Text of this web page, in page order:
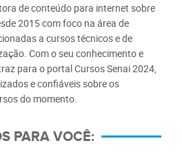
de conteúdo para internet sobre
2015 com foco na área de
a cursos técnicos e de
Com o seu conhecimento e
para o portal Cursos Senai 2024,
e confiáveis sobre os
do momento.
PARA VOCÊ: